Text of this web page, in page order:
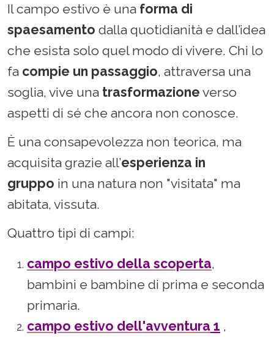
Il campo estivo è una forma di
spaesamento dalla quotidianità e dall’idea
che esista solo quel modo di vivere. Chi lo
fa compie un passaggio, attraversa una
soglia, vive una trasformazione verso
aspetti di sé che ancora non conosce.
È una consapevolezza non teorica, ma
acquisita grazie all’esperienza in
gruppo in una natura non "visitata" ma
abitata, vissuta.
Quattro tipi di campi:
campo estivo della scoperta,
bambini e bambine di prima e seconda
primaria.
campo estivo dell'avventura 1 ,